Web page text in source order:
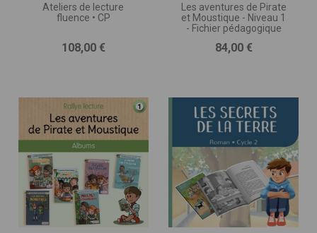
Ateliers de lecture
fluence • CP
Prix
108,00 €
Les aventures de Pirate
et Moustique - Niveau 1
- Fichier pédagogique
Prix
84,00 €